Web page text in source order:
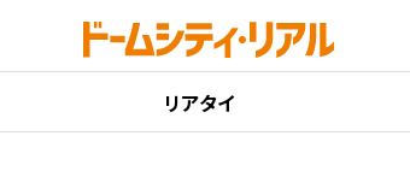
リアタイ